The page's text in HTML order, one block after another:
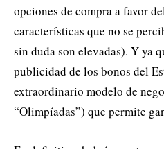
opciones de compra a favor
características que no se
sin duda son elevadas). Y ya
publicidad de los bonos del
extraordinario modelo de
“Olimpíadas”) que permite